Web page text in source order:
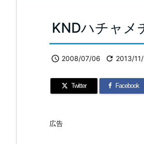
KNDハチャメ
 2008/07/06  2013/11/
Twitter Facebook
広告